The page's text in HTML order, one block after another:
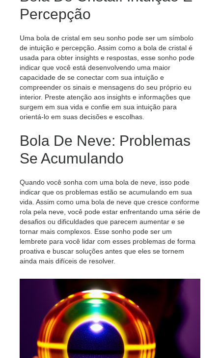
Percepção
Uma bola de cristal em seu sonho pode ser um símbolo
de intuição e percepção. Assim como a bola de cristal é
usada para obter insights e respostas, esse sonho pode
indicar que você está desenvolvendo uma maior
capacidade de se conectar com sua intuição e
compreender os sinais e mensagens do seu próprio eu
interior. Preste atenção aos insights e informações que
surgem em sua vida e confie em sua intuição para
orientá-lo em suas decisões e escolhas.
Bola De Neve: Problemas
Se Acumulando
Quando você sonha com uma bola de neve, isso pode
indicar que os problemas estão se acumulando em sua
vida. Assim como uma bola de neve que cresce conforme
rola pela neve, você pode estar enfrentando uma série de
desafios ou dificuldades que parecem aumentar e se
tornar mais complexos. Esse sonho pode ser um
lembrete para você lidar com esses problemas de forma
proativa e buscar soluções antes que eles se tornem
ainda mais difíceis de resolver.